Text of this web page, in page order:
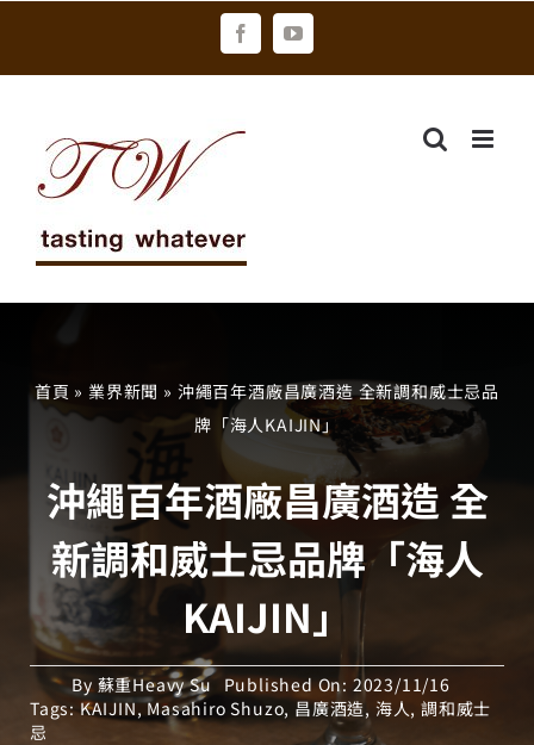
FacebookYouTube
首頁 » 業界新聞 » 沖繩百年酒廠昌廣酒造 全新調和威士忌品
牌「海人KAIJIN」
沖繩百年酒廠昌廣酒造 全
新調和威士忌品牌「海人
KAIJIN」
By蘇重Heavy Su
Published On: 2023/11/16
Tags:KAIJIN,Masahiro Shuzo, 昌廣酒造, 海人,調和威士
忌